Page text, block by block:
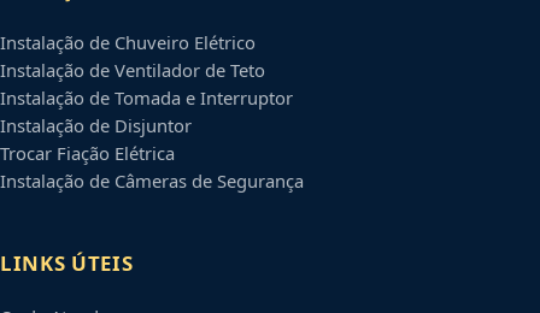
Instalação de Chuveiro Elétrico
Instalação de Ventilador de Teto
Instalação de Tomada e Interruptor
Instalação de Disjuntor
Trocar Fiação Elétrica
Instalação de Câmeras de Segurança
LINKS ÚTEIS